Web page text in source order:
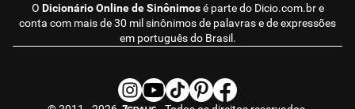
O Dicionário Online de Sinônimosé parte do Dicio.com.bre
conta com mais de 30 mil sinônimos de palavras e de expressões
em português do Brasil.